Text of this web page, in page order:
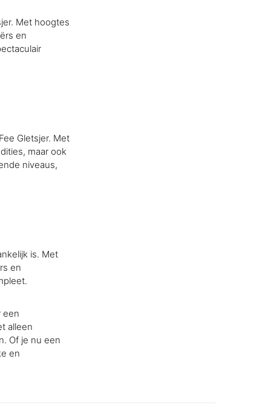
Met hoogtes
en
Gletsjer. Met
maar ook
niveaus,
is. Met
en
een
alleen
Of je nu een
en